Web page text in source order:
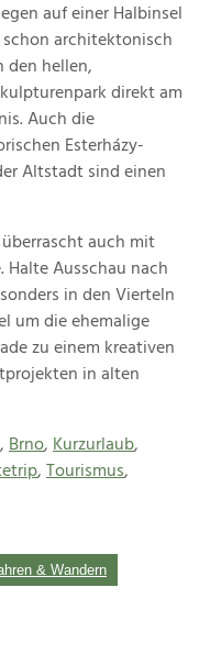
auf einer Halbinsel
architektonisch
den hellen,
direkt am
Auch die
Esterházy-
Altstadt sind einen
auch mit
Halte Ausschau nach
in den Vierteln
um die ehemalige
zu einem kreativen
in alten
, Brno, Kurzurlaub,
, Tourismus,
& Wandern